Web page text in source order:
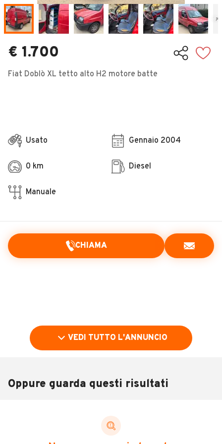
Veicoli Commerciali
Concessionari
€ 1.700
Fiat Doblò XL tetto alto H2 motore batte
Usato Gennaio 2004
0 km Diesel
Manuale
CHIAMA
VEDI TUTTO L'ANNUNCIO
Oppure guarda questi risultati